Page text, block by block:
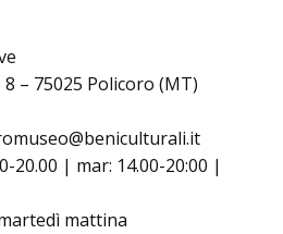
– 75025 Policoro (MT)
20.00 | mar: 14.00-20:00 |
mattina